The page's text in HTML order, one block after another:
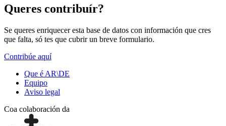
Queres contribuír?
Se queres enriquecer esta base de datos con información que cres
que falta, só tes que cubrir un breve formulario.
Contribúe aquí
Que é AR\DE
Equipo
Aviso legal
Coa colaboración da